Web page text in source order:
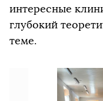
интересные
глубокий
теме.